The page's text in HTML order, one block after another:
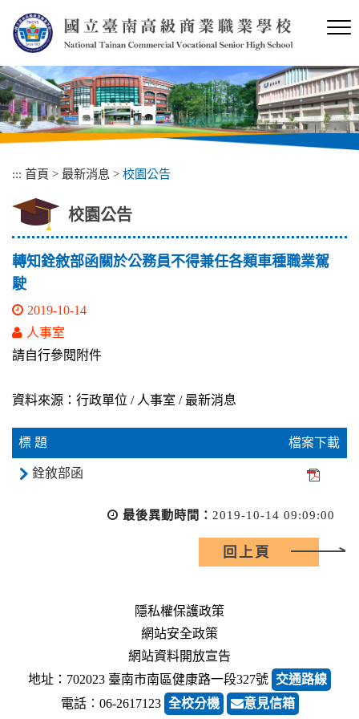
內
容
區
塊
::: 首頁 > 最新消息 > 校園公告
校園公告
轉知銓敘部函關於公務員不得兼任各類車種職業駕
駛
2019-10-14
人事室
請自行參閱附件
資料來源：行政單位 / 人事室 / 最新消息
標 題 檔案下載
銓敘部函
最後異動時間： 2019-10-14 09:09:00
回上頁
隱私權保護政策
網站安全政策
網站資料開放宣告
地址：702023 臺南市南區健康路一段327號 交通路線
電話︰06-2617123 全校分機 意見信箱